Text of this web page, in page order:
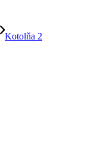
Kotolňa 2